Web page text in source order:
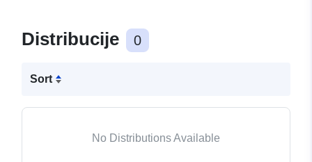
Distribucije 0
Sort
No Distributions Available